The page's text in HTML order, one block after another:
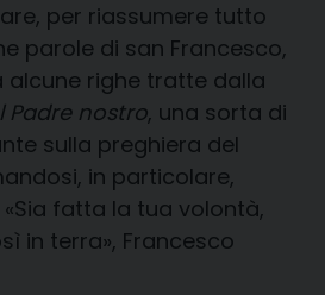
per riassumere tutto
parole di san Francesco,
alcune righe tratte dalla
Padre nostro, una sorta di
sulla preghiera del
in particolare,
«Sia fatta la tua volontà,
in terra», Francesco